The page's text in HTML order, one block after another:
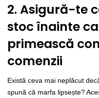
2. Asigură-te
stoc înainte
primească
comenzii
Există ceva mai neplăcut
spună că marfa lipsește?